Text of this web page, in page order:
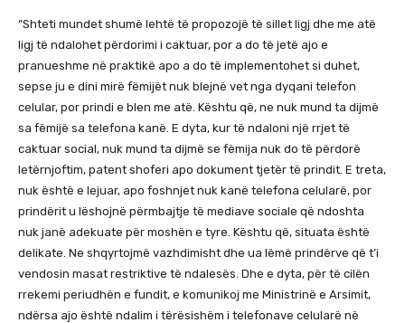
“Shteti mundet shumë lehtë të propozojë të sillet ligj dhe me atë
ligj të ndalohet përdorimi i caktuar, por a do të jetë ajo e
pranueshme në praktikë apo a do të implementohet si duhet,
sepse ju e dini mirë fëmijët nuk blejnë vet nga dyqani telefon
celular, por prindi e blen me atë. Kështu që, ne nuk mund ta dijmë
sa fëmijë sa telefona kanë. E dyta, kur të ndaloni një rrjet të
caktuar social, nuk mund ta dijmë se fëmija nuk do të përdorë
letërnjoftim, patent shoferi apo dokument tjetër të prindit. E treta,
nuk është e lejuar, apo foshnjet nuk kanë telefona celularë, por
prindërit u lëshojnë përmbajtje të mediave sociale që ndoshta
nuk janë adekuate për moshën e tyre. Kështu që, situata është
delikate. Ne shqyrtojmë vazhdimisht dhe ua lëmë prindërve që t’i
vendosin masat restriktive të ndalesës. Dhe e dyta, për të cilën
rrekemi periudhën e fundit, e komunikoj me Ministrinë e Arsimit,
ndërsa ajo është ndalim i tërësishëm i telefonave celularë në